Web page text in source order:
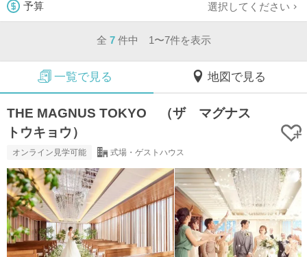
予算 選択してください
全 7 件中 1〜7件を表示
一覧で見る 地図で見る
THE MAGNUS TOKYO （ザ マグナス
トウキョウ）
オンライン見学可能 式場・ゲストハウス